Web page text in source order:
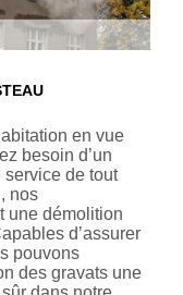
en vue
besoin d’un
service de tout
nos
une démolition
d’assurer
pouvons
des gravats une